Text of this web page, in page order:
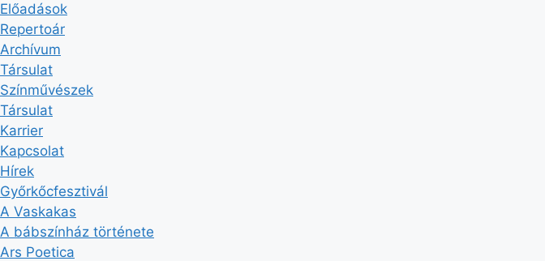
Előadások
Repertoár
Archívum
Társulat
Színművészek
Társulat
Karrier
Kapcsolat
Hírek
Győrkőcfesztivál
A Vaskakas
A bábszínház története
Ars Poetica